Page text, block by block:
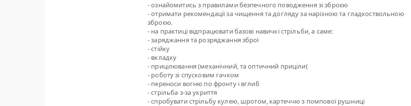
- ознайомитись з правилами безпечного поводження зі зброєю
- отримати рекомендації за чищення та догляду за нарізною та гладкоствольною
зброєю.
- на практиці відпрацювати базові навичкі стрільби, а саме:
- заряджання та розряджання зброї
- стійку
- вкладку
- прицілювання (механічний, та оптичний приціли(
- роботу зі спусковим гачком
- переноси вогню по фронту і вглиб
- стрільба з-за укриття
- спробувати стрільбу кулею, шротом, картеччю з помпової рушниці